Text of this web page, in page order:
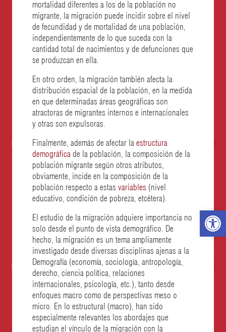
mortalidad diferentes a los de la población no
migrante, la migración puede incidir sobre el nivel
de fecundidad y de mortalidad de una población,
independientemente de lo que suceda con la
cantidad total de nacimientos y de defunciones que
se produzcan en ella.
En otro orden, la migración también afecta la
distribución espacial de la población, en la medida
en que determinadas áreas geográficas son
atractoras de migrantes internos e internacionales
y otras son expulsoras.
Finalmente, además de afectar la estructura
demográfica de la población, la composición de la
población migrante según otros atributos,
obviamente, incide en la composición de la
población respecto a estas variables (nivel
educativo, condición de pobreza, etcétera).
El estudio de la migración adquiere importancia no
solo desde el punto de vista demográfico. De
hecho, la migración es un tema ampliamente
investigado desde diversas disciplinas ajenas a la
Demografía (economía, sociología, antropología,
derecho, ciencia política, relaciones
internacionales, psicología, etc.), tanto desde
enfoques macro como de perspectivas meso o
micro. En lo estructural (macro), han sido
especialmente relevantes los abordajes que
estudian el vínculo de la migración con la